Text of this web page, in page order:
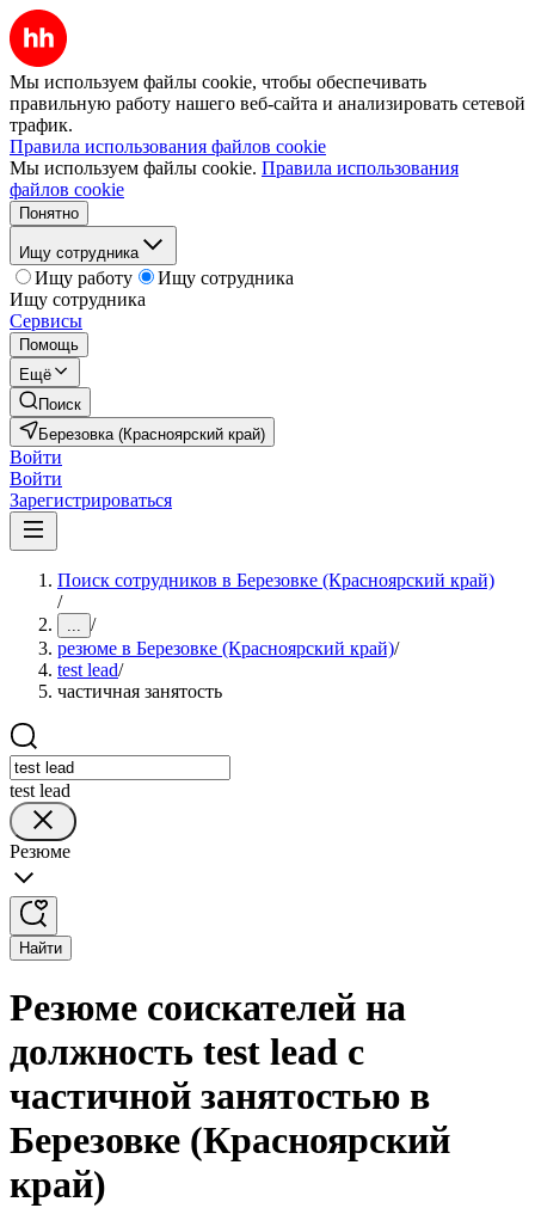
Мы используем файлы cookie, чтобы обеспечивать
правильную работу нашего веб-сайта и анализировать сетевой
трафик.
Правила использования файлов cookie
Мы используем файлы cookie. Правила использования
файлов cookie
Понятно
Ищу сотрудника
Ищу работу
Ищу сотрудника
Ищу сотрудника
Сервисы
Помощь
Ещё
Поиск
Березовка (Красноярский край)
Войти
Войти
Зарегистрироваться
Поиск сотрудников в Березовке (Красноярский край)
/
... /
резюме в Березовке (Красноярский край)/
test lead/
частичная занятость
test lead
Резюме
Найти
Резюме соискателей на
должность test lead с
частичной занятостью в
Березовке (Красноярский
край)